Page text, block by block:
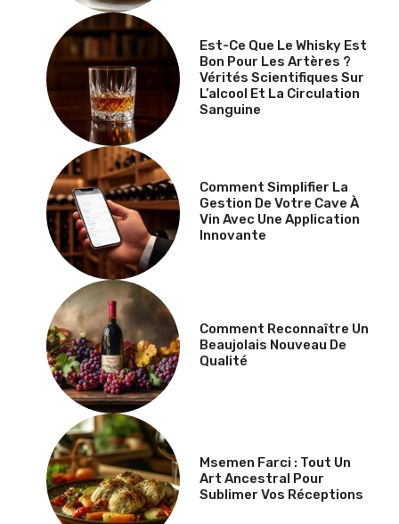
Est-Ce Que Le Whisky Est
Bon Pour Les Artères ?
Vérités Scientifiques Sur
L’alcool Et La Circulation
Sanguine
Comment Simplifier La
Gestion De Votre Cave À
Vin Avec Une Application
Innovante
Comment Reconnaître Un
Beaujolais Nouveau De
Qualité
Msemen Farci : Tout Un
Art Ancestral Pour
Sublimer Vos Réceptions